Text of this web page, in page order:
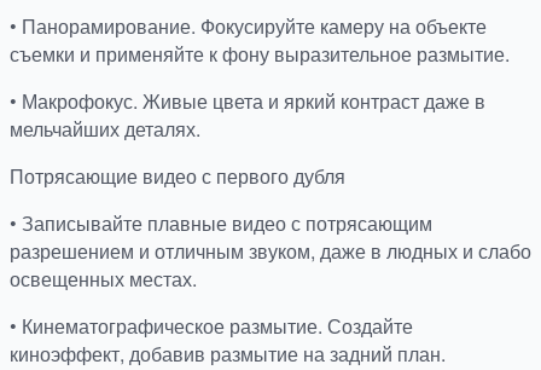
• Панорамирование. Фокусируйте камеру на объекте
съемки и применяйте к фону выразительное размытие.
• Макрофокус. Живые цвета и яркий контраст даже в
мельчайших деталях.
Потрясающие видео с первого дубля
• Записывайте плавные видео с потрясающим
разрешением и отличным звуком, даже в людных и слабо
освещенных местах.
• Кинематографическое размытие. Создайте
киноэффект, добавив размытие на задний план.